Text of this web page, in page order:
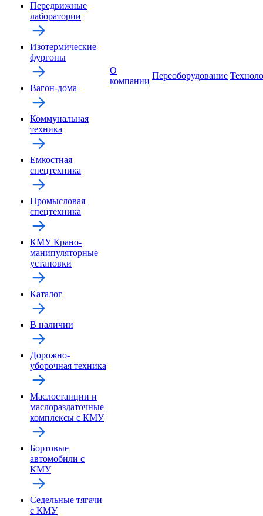
Передвижные
лаборатории
Изотермические
фургоны
Вагон-дома
Коммунальная
техника
Емкостная
спецтехника
Промысловая
спецтехника
КМУ Крано-
манипуляторные
установки
Каталог
В наличии
Дорожно-
уборочная техника
Маслостанции и
маслораздаточные
комплексы с КМУ
Бортовые
автомобили с
КМУ
Седельные тягачи
с КМУ
О
компании
Переоборудование